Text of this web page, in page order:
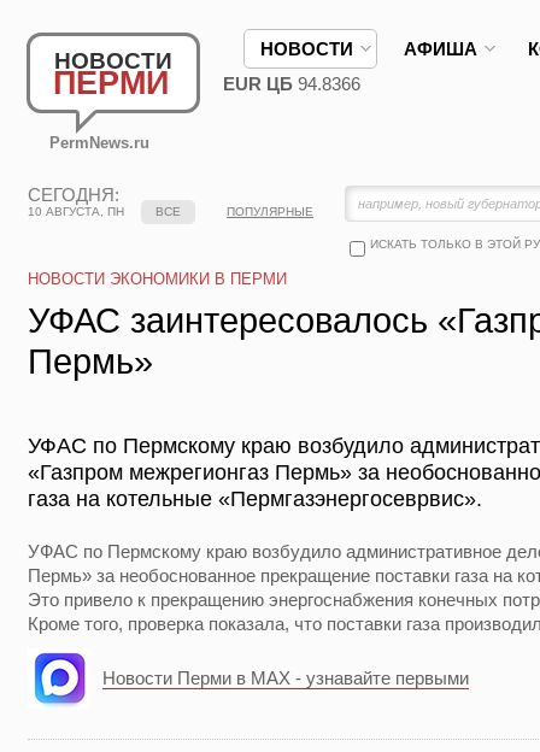
НОВОСТИ
ПЕРМИ
PermNews.ru
НОВОСТИ АФИША
EUR ЦБ 94.8366
СЕГОДНЯ:
10 АВГУСТА, ПН
ИСКАТЬ ТОЛЬКО В ЭТОЙ
ВСЕ ПОПУЛЯРНЫЕ
НОВОСТИ ЭКОНОМИКИ В ПЕРМИ
УФАС заинтересовалось
Пермь»
УФАС по Пермскому краю возбудило
«Газпром межрегионгаз Пермь» за
газа на котельные «Пермгазэнергосеврвис».
УФАС по Пермскому краю возбудило административное
Пермь» за необоснованное прекращение поставки газа на
Это привело к прекращению энергоснабжения конечных
Кроме того, проверка показала, что поставки газа
Новости Перми в MAX - узнавайте первыми